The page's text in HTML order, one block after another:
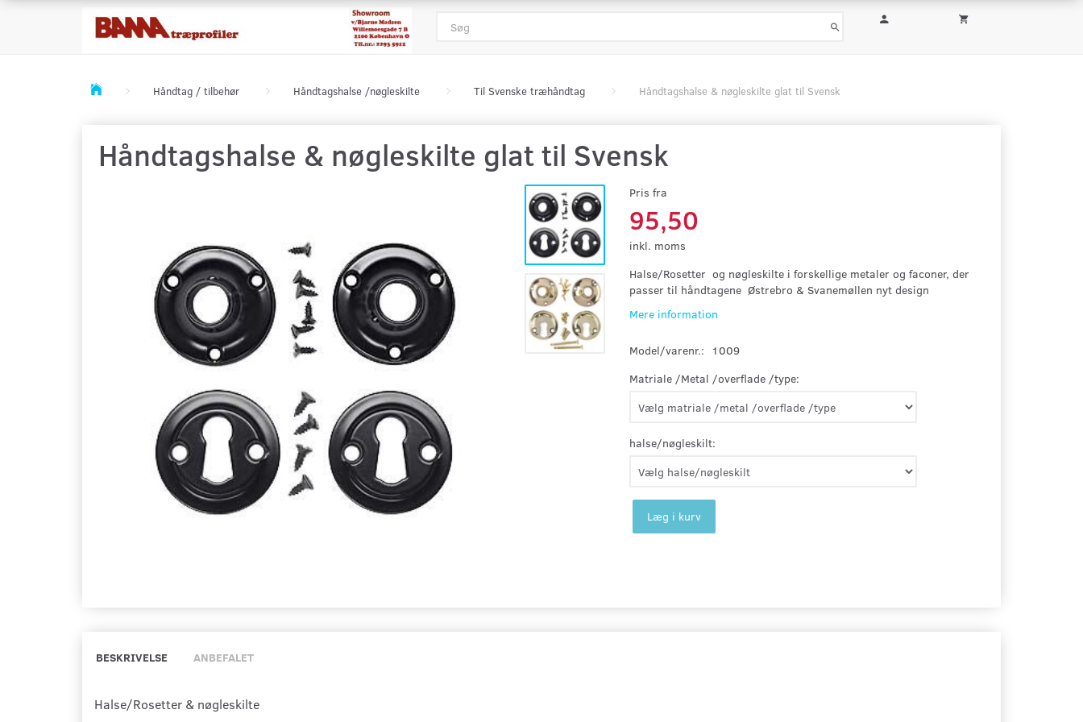
Håndtag / tilbehør Håndtagshalse /nøgleskilte Til Svenske træhåndtag Håndtagshalse & nøgleskilte glat til Svensk
Håndtagshalse & nøgleskilte glat til Svensk
Pris fra
95,50
inkl. moms
Halse/Rosetter og nøgleskilte i forskellige metaler og faconer, der
passer til håndtagene Østrebro & Svanemøllen nyt design
Mere information
Model/varenr.:
1009
Matriale /Metal /overflade /type:
halse/nøgleskilt:
Læg i kurv
BESKRIVELSE ANBEFALET
Halse/Rosetter & nøgleskilte